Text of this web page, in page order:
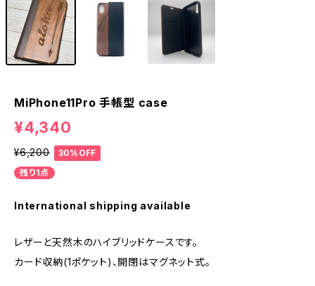
MiPhone11Pro 手帳型 case
¥4,340
¥6,200
30%OFF
残り1点
International shipping available
レザーと天然木のハイブリッドケースです。
カード収納(1ポケット)、開閉はマグネット式。